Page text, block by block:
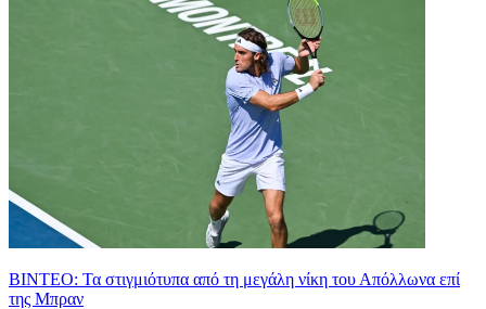
ΒΙΝΤΕΟ: Τα στιγμιότυπα από τη μεγάλη νίκη του Απόλλωνα επί
της Μπραν